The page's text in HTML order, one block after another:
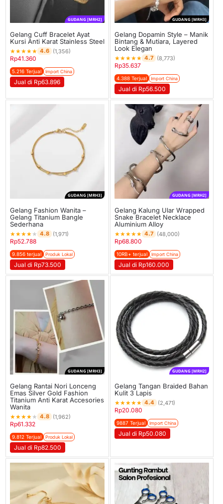
GUDANG [MRH2]
Gelang Cuff Bracelet Ayat
Kursi Anti Karat Stainless Steel
★★★★★ 4.6 (1,356)
Rp41.360
5.216 Terjual Import China
Jual di Rp63.896
GUDANG [MRH3]
Gelang Dopamin Style – Manik
Bintang & Mutiara, Layered
Look Elegan
★★★★★ 4.7 (8,773)
Rp35.637
4.388 Terjual Import China
Jual di Rp56.500
GUDANG [MRH3]
Gelang Fashion Wanita –
Gelang Titanium Bangle
Sederhana
★★★★ ★ 4.8 (1,971)
Rp52.788
9.856 terjual Produk Lokal
Jual di Rp73.500
GUDANG [MRH2]
Gelang Kalung Ular Wrapped
Snake Bracelet Necklace
Aluminium Alloy
★★★★★ 4.7 (48,000)
Rp68.800
10RB+ terjual Import China
Jual di Rp160.000
GUDANG [MRH3]
Gelang Rantai Nori Lonceng
Emas Silver Gold Fashion
Titanium Anti Karat Accesories
Wanita
★★★★ ★ 4.8 (1,962)
Rp61.332
9.812 Terjual Produk Lokal
Jual di Rp82.500
GUDANG [MRH2]
Gelang Tangan Braided Bahan
Kulit 3 Lapis
★★★★★ 4.4 (2,471)
Rp20.080
9887 Terjual Import China
Jual di Rp50.080